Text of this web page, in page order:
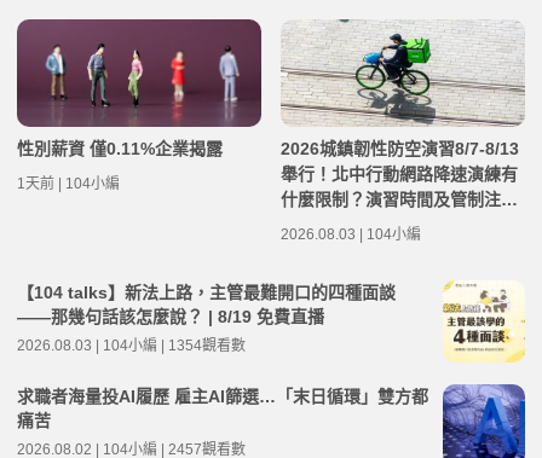
性別薪資 僅0.11%企業揭露
1天前 | 104小編
2026城鎮韌性防空演習8/7-8/13
舉行！北中行動網路降速演練有
什麼限制？演習時間及管制注意
事項整理
2026.08.03 | 104小編
【104 talks】新法上路，主管最難開口的四種面談
——那幾句話該怎麼說？ | 8/19 免費直播
2026.08.03 | 104小編 | 1354觀看數
求職者海量投AI履歷 雇主AI篩選…「末日循環」雙方都
痛苦
2026.08.02 | 104小編 | 2457觀看數